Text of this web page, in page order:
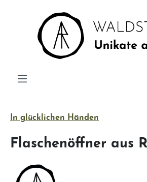
Zum Hauptinhalt springen
In glücklichen Händen
Flaschenöffner aus